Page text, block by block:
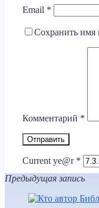
Email *
Сохранить имя
Комментарий *
Current ye@r *
Предыдущая запись